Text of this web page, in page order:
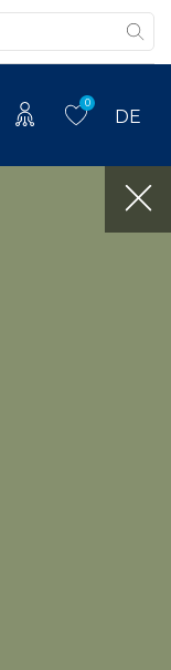
0
DE